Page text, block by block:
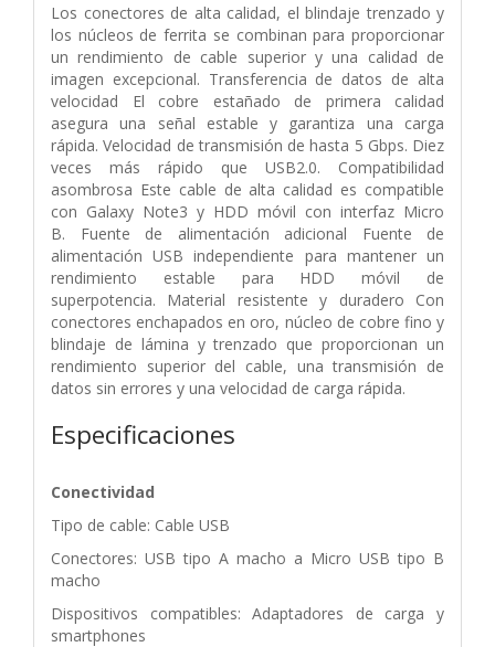
Los conectores de alta calidad, el blindaje trenzado y
los núcleos de ferrita se combinan para proporcionar
un rendimiento de cable superior y una calidad de
imagen excepcional. Transferencia de datos de alta
velocidad El cobre estañado de primera calidad
asegura una señal estable y garantiza una carga
rápida. Velocidad de transmisión de hasta 5 Gbps. Diez
veces más rápido que USB2.0. Compatibilidad
asombrosa Este cable de alta calidad es compatible
con Galaxy Note3 y HDD móvil con interfaz Micro
B. Fuente de alimentación adicional Fuente de
alimentación USB independiente para mantener un
rendimiento estable para HDD móvil de
superpotencia. Material resistente y duradero Con
conectores enchapados en oro, núcleo de cobre fino y
blindaje de lámina y trenzado que proporcionan un
rendimiento superior del cable, una transmisión de
datos sin errores y una velocidad de carga rápida.
Especificaciones
Conectividad
Tipo de cable: Cable USB
Conectores: USB tipo A macho a Micro USB tipo B
macho
Dispositivos compatibles: Adaptadores de carga y
smartphones